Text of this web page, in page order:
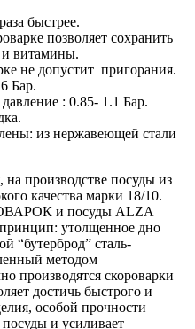
быстрее.
позволяет сохранить
витамины.
не допустит пригорания.
Бар.
: 0.85- 1.1 Бар.
из нержавеющей стали
производстве посуды из
качества марки 18/10.
и посуды ALZA
утолщенное дно
“бутерброд” сталь-
методом
производятся скороварки
достичь быстрого и
особой прочности
и усиливает